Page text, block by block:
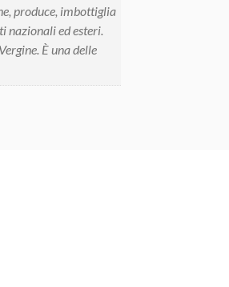
produce, imbottiglia
nazionali ed esteri.
È una delle